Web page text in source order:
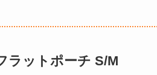
ラットポーチ S/M